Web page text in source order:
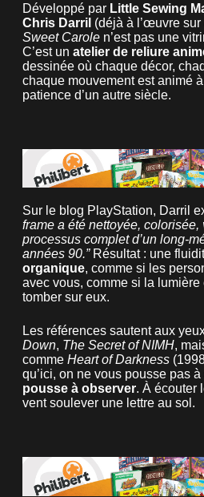
Développé par Little Sewing
Chris Darril (déjà à l’œuvre sur
Sweet Carolen’est pas une
C’est un atelier de reliure
dessinée où chaque décor,
chaque mouvement est animé
patience d’un autre siècle.
Sur le blog PlayStation, Darril
frame a été nettoyée,
processus complet d’un long-
années 90.”Résultat : une
organique, comme si les
avec vous, comme si la
tomber sur eux.
Les références sautent aux
Down, The Secret of NIMH,
comme Heart of Darkness
qu’ici, on ne vous pousse pas à
pousse à observer. À écouter
vent soulever une lettre au sol.